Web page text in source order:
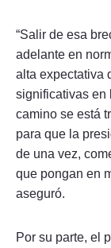
“Salir de esa
adelante en
alta expectativa
significativas en
camino se está
para que la
de una vez,
que pongan en
aseguró.
Por su parte, el